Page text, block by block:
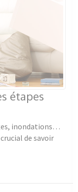
étapes
inondations…
de savoir